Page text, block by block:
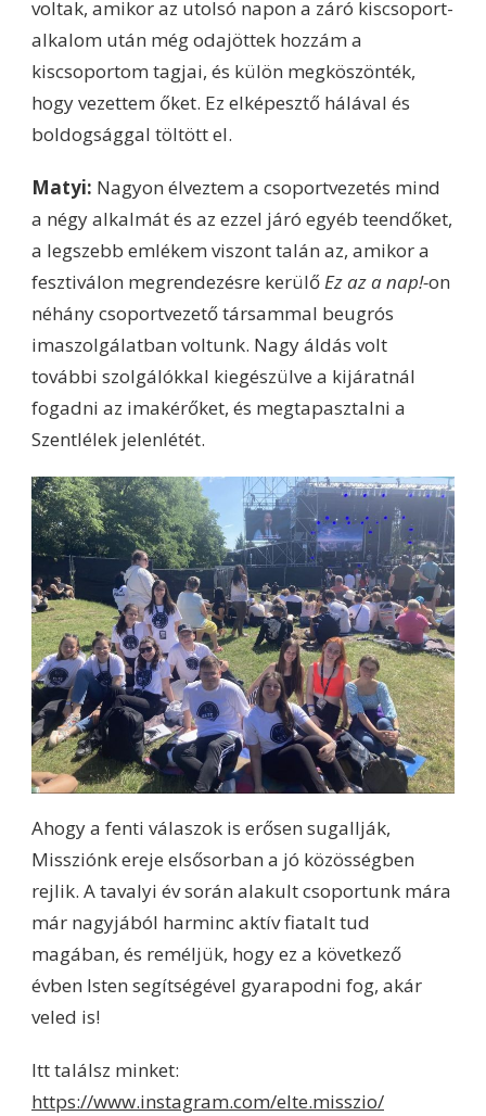
voltak, amikor az utolsó napon a záró kiscsoport-
alkalom után még odajöttek hozzám a
kiscsoportom tagjai, és külön megköszönték,
hogy vezettem őket. Ez elképesztő hálával és
boldogsággal töltött el.
Matyi: Nagyon élveztem a csoportvezetés mind
a négy alkalmát és az ezzel járó egyéb teendőket,
a legszebb emlékem viszont talán az, amikor a
fesztiválon megrendezésre kerülőEz az a nap!-on
néhány csoportvezető társammal beugrós
imaszolgálatban voltunk. Nagy áldás volt
további szolgálókkal kiegészülve a kijáratnál
fogadni az imakérőket, és megtapasztalni a
Szentlélek jelenlétét.
Ahogy a fenti válaszok is erősen sugallják,
Missziónk ereje elsősorban a jó közösségben
rejlik. A tavalyi év során alakult csoportunk mára
már nagyjából harminc aktív fiatalt tud
magában, és reméljük, hogy ez a következő
évben Isten segítségével gyarapodni fog, akár
veled is!
Itt találsz minket:
https://www.instagram.com/elte.misszio/